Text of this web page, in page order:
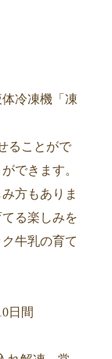
冷凍機「凍
ることがで
できます。
方もありま
る楽しみを
牛乳の育て
日間